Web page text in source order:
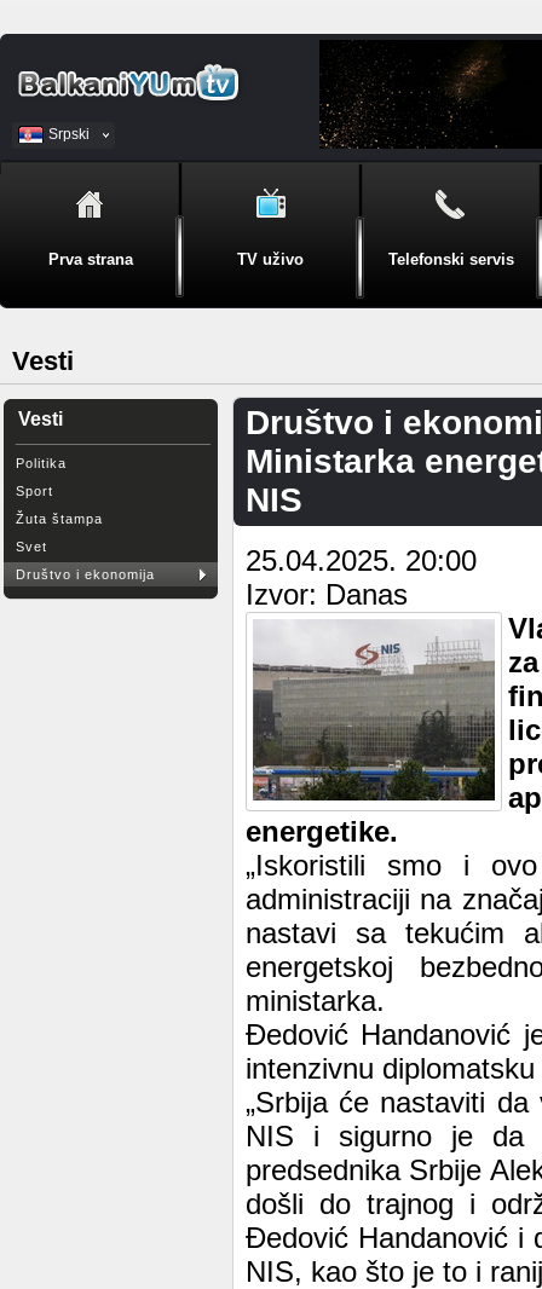
Srpski
BiH
Prva strana TV uživo Telefonski servis
Vesti
Vesti
Politika
Sport
Žuta štampa
Svet
Društvo i ekonomija
Društvo i
Ministarka
NIS
25.04.2025. 20:00
Izvor: Danas
energetike.
„Iskoristili smo i
administraciji na
nastavi sa tekućim
energetskoj
ministarka.
Đedović Handanović
intenzivnu
„Srbija će nastaviti
NIS i sigurno je da
predsednika Srbije
došli do trajnog i
Đedović Handanović i
NIS, kao što je to i